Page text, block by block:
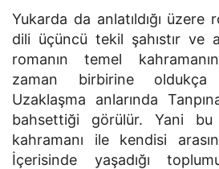
Yukarda da anlatıldığı üzere
dili üçüncü tekil şahıstır ve
romanın temel
zaman birbirine oldukça
Uzaklaşma anlarında
bahsettiği görülür. Yani bu
kahramanı ile kendisi
İçerisinde yaşadığı